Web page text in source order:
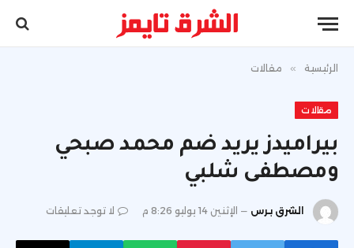
الرئيسية » مقالات
مقالات
بيراميدز يريد ضم محمد صبحي
ومصطفى شلبي
الشرق برس الإثنين 14 يوليو 8:26 م لا توجد تعليقات